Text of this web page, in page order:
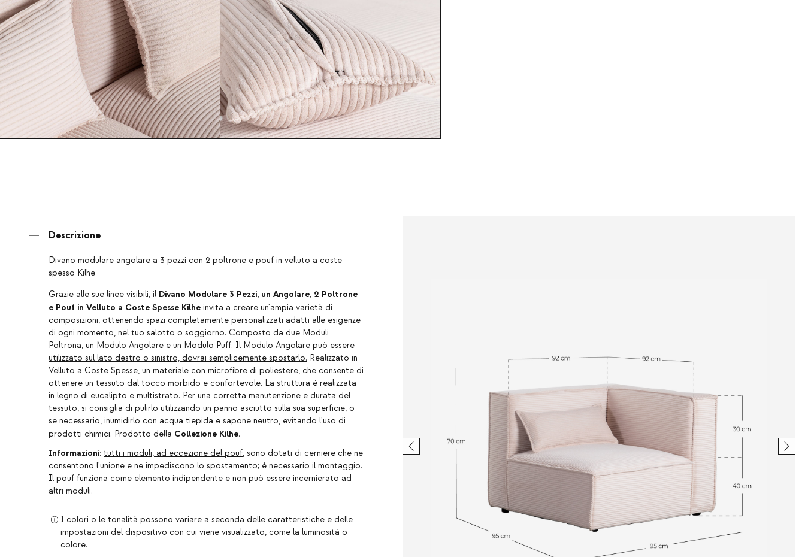
Descrizione
Divano modulare angolare a 3 pezzi con 2 poltrone e pouf in velluto a coste
spesso Kilhe
Grazie alle sue linee visibili, il Divano Modulare 3 Pezzi, un Angolare, 2 Poltrone
e Pouf in Velluto a Coste Spesse Kilhe invita a creare un'ampia varietà di
composizioni, ottenendo spazi completamente personalizzati adatti alle esigenze
di ogni momento, nel tuo salotto o soggiorno. Composto da due Moduli
Poltrona, un Modulo Angolare e un Modulo Puff. Il Modulo Angolare può essere
utilizzato sul lato destro o sinistro, dovrai semplicemente spostarlo. Realizzato in
Velluto a Coste Spesse, un materiale con microfibre di poliestere, che consente di
ottenere un tessuto dal tocco morbido e confortevole. La struttura è realizzata
in legno di eucalipto e multistrato. Per una corretta manutenzione e durata del
tessuto, si consiglia di pulirlo utilizzando un panno asciutto sulla sua superficie, o
se necessario, inumidirlo con acqua tiepida e sapone neutro, evitando l'uso di
prodotti chimici. Prodotto della Collezione Kilhe.
Informazioni: tutti i moduli, ad eccezione del pouf, sono dotati di cerniere che ne
consentono l'unione e ne impediscono lo spostamento; è necessario il montaggio.
Il pouf funziona come elemento indipendente e non può essere incernierato ad
altri moduli.
I colori o le tonalità possono variare a seconda delle caratteristiche e delle
impostazioni del dispositivo con cui viene visualizzato, come la luminosità o
colore.